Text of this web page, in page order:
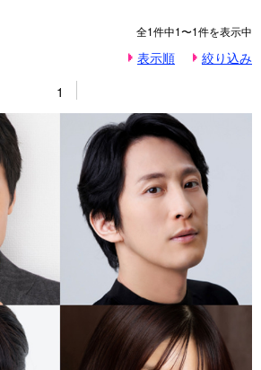
全1件中1〜1件を表示中
表示順
絞り込み
1